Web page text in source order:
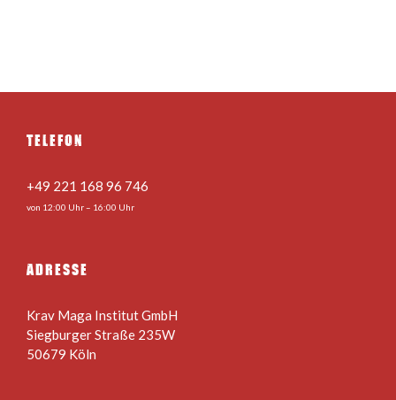
TELEFON
+49 221 168 96 746
von 12:00 Uhr – 16:00 Uhr
ADRESSE
Krav Maga Institut GmbH
Siegburger Straße 235W
50679 Köln